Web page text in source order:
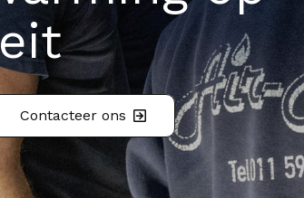
Contacteer ons